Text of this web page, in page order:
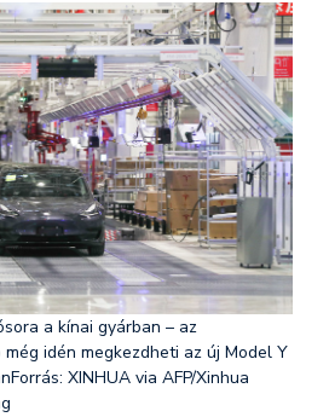
a kínai gyárban – az
idén megkezdheti az új Model Y
Forrás: XINHUA via AFP/Xinhua